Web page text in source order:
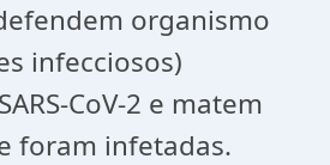
organismo
infecciosos)
CoV-2 e matem
foram infetadas.